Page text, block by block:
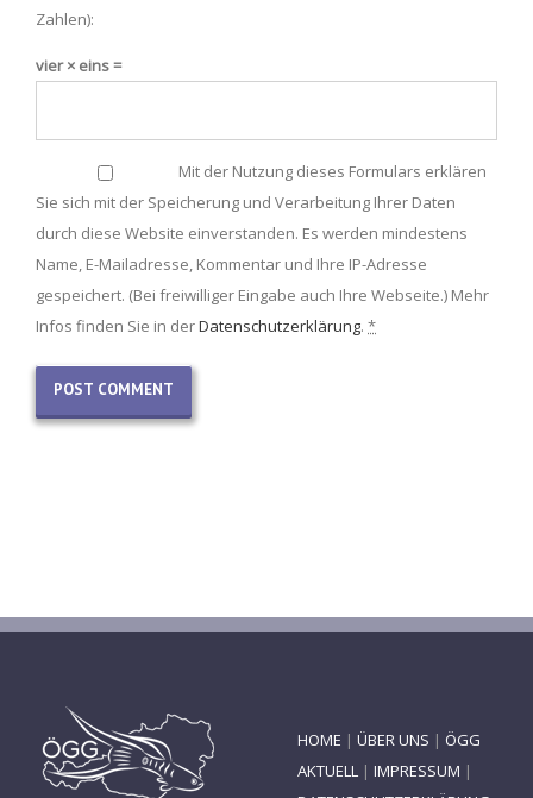
Zahlen):
vier × eins =
Mit der Nutzung dieses Formulars erklären
Sie sich mit der Speicherung und Verarbeitung Ihrer Daten
durch diese Website einverstanden. Es werden mindestens
Name, E-Mailadresse, Kommentar und Ihre IP-Adresse
gespeichert. (Bei freiwilliger Eingabe auch Ihre Webseite.) Mehr
Infos finden Sie in derDatenschutzerklärung. *
HOME | ÜBER UNS | ÖGG
AKTUELL | IMPRESSUM |